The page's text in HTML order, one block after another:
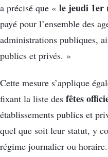
a précisé que « le jeudi 1er
payé pour l’ensemble des
administrations publiques,
publics et privés. »
Cette mesure s’applique
fixant la liste des fêtes
établissements publics et
quel que soit leur statut, y
régime journalier ou